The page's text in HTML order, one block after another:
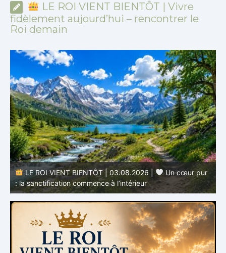
LE ROI VIENT BIENTÔT | Vivre
fidèlement aujourd’hui – rencontrer le
Roi demain
LE ROI VIENT BIENTÔT | 02.08.2026 |
Devenir
semblable au Christ : Une transformation de l’intérieur